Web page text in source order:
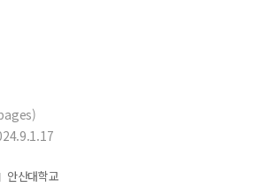
안산대학교